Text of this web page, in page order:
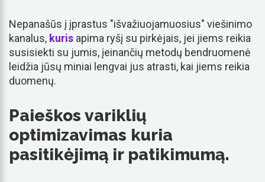
Nepanašūs į įprastus "išvažiuojamuosius" viešinimo
kanalus, kuris apima ryšį su pirkėjais, jei jiems reikia
susisiekti su jumis, įeinančių metodų bendruomenė
leidžia jūsų miniai lengvai jus atrasti, kai jiems reikia
duomenų.
Paieškos variklių
optimizavimas kuria
pasitikėjimą ir patikimumą.